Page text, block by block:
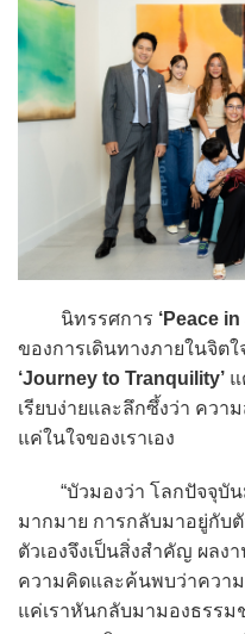
นิทรรศการ ‘Peace
ของการเดินทางภายในจิต
‘Journey to Tranquility’
เรียบง่ายและลึกซึ้งว่า ควา
แค่ในใจของเราเอง
“บัวมองว่า โลกปัจจุบัน
มากมาย การกลับมาอยู่กับ
ตัวเองจึงเป็นสิ่งสำคัญ ผล
ความคิดและค้นพบว่าควา
แค่เราหันกลับมามองธรรม